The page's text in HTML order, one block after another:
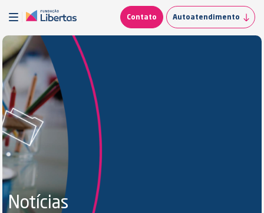
Contato Autoatendimento
Notícias